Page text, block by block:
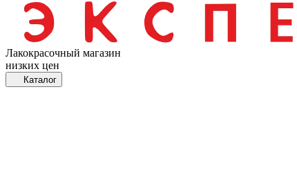
Лакокрасочный магазин
низких цен
Каталог